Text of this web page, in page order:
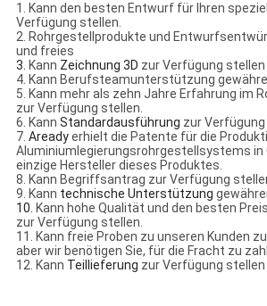
1. Kann den besten Entwurf für Ihren
Verfügung stellen.
2. Rohrgestellprodukte und
und freies
3. Kann Zeichnung 3D zur Verfügung stellen
4. Kann Berufsteamunterstützung
5. Kann mehr als zehn Jahre Erfahrung im
zur Verfügung stellen.
6. Kann Standardausführung zur
7. Areadyerhielt die Patente für die
Aluminiumlegierungsrohrgestellsystems in
einzige Hersteller dieses Produktes.
8. Kann Begriffsantrag zur Verfügung
9. Kann technische Unterstützung
10. Kann hohe Qualität und den besten
zur Verfügung stellen.
11. Kann freie Proben zu unseren Kunden
aber wir benötigen Sie, für die Fracht zu
12. Kann Teillieferung zur Verfügung stellen